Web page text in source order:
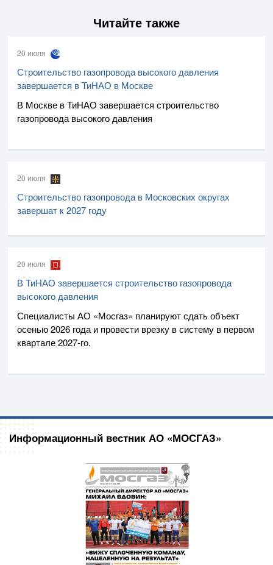
Читайте также
20 июля
Строительство газопровода высокого давления
завершается в ТиНАО в Москве
В Москве в ТиНАО завершается строительство
газопровода высокого давления
20 июля
Строительство газопровода в Московских округах
завершат к 2027 году
20 июля
В ТиНАО завершается строительство газопровода
высокого давления
Специалисты АО «Мосгаз» планируют сдать объект
осенью 2026 года и провести врезку в систему в первом
квартале2027-го.
Информационный вестник АО «МОСГАЗ»